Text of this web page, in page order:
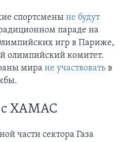
спортсмены не будут
параде на
игр в Париже,
олимпийский комитет.
мира не участвовать в
с ХАМАС
части сектора Газа